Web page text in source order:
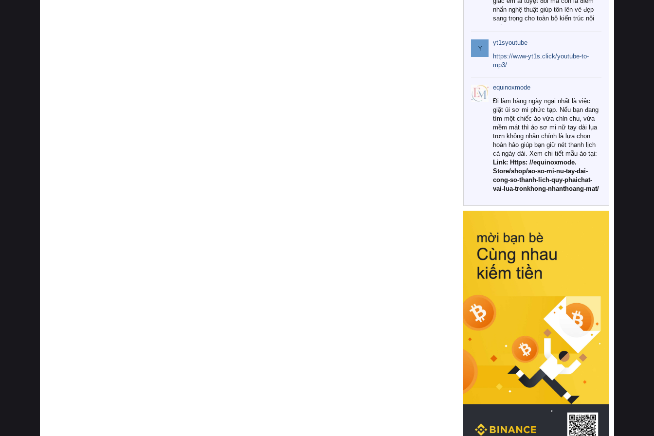
nhấn nghệ thuật giúp tôn lên vẻ đẹp
sang trọng cho toàn bộ kiến trúc nội
Tuy nhiên, giữa thị trường đa dạng
với vô vàn thương hiệu và mẫu mã
như hiện nay, làm thế nào để chọn
được những bộ chăn ga gối đệm cao
cấp thực sự chất lượng, phù hợp với
khí hậu và nhu cầu sử dụng của gia
đình? Hãy cùng chúng tôi đi tìm lời
giải đáp chi tiết qua bài viết dưới đây.
1. Tại sao các gia đình hiện đại lại ưa
chuộng chăn ga gối đệm cao cấp?
Khác với các dòng sản phẩm thông
thường, những bộ chăn ga gối đệm
cao cấp trải qua quy trình sản xuất
nghiêm ngặt từ khâu chọn lọc nguyên
liệu tự nhiên đến công nghệ dệt
nhuộm hiện đại không chứa hóa chất
này, bạn sẽ cảm nhận rõ rệt sự khác
hồi chuẩn xác của phần đệm nâng đỡ
cột sống.
Bên cạnh đó, việc lựa chọn các dòng
sản phẩm đạt chuẩn chất lượng quốc
tế còn giúp ngăn ngừa tình trạng kích
khuẩn và nấm mốc trong điều kiện
thời tiết nóng ẩm. Bạn có thể tìm hiểu
thêm các nghiên cứu khoa học về tác
động của giấc ngủ và môi trường
phòng ngủ đối với sức khỏe con
người tại Sleep Foundation (External
Link) để có cái nhìn toàn diện hơn.
2. Các tiêu chí vàng khi lựa chọn
chăn ga gối đệm cao cấp cho phòng
ngủ
Để sở hữu một bộ chăn ga gối đệm
cao cấp hoàn hảo cả về thẩm mỹ lẫn
công năng, người tiêu dùng cần cân
nhắc kỹ lưỡng các tiêu chí quan trọng
Y
yt1syoutube
https://www-yt1s.click/youtube-to-
mp3/
equinoxmode
Đi làm hàng ngày ngại nhất là việc
giặt ủi sơ mi phức tạp. Nếu bạn đang
tìm một chiếc áo vừa chỉn chu, vừa
mềm mát thì áo sơ mi nữ tay dài lụa
trơn không nhăn chính là lựa chọn
hoàn hảo giúp bạn giữ nét thanh lịch
cả ngày dài. Xem chi tiết mẫu áo tại:
Link: Https: //equinoxmode.
Store/shop/ao-so-mi-nu-tay-dai-
cong-so-thanh-lich-quy-phaichat-
vai-lua-tronkhong-nhanthoang-mat/